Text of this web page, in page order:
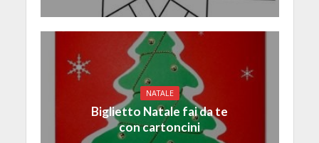
NATALE
Biglietto Natale fai da te
con cartoncini